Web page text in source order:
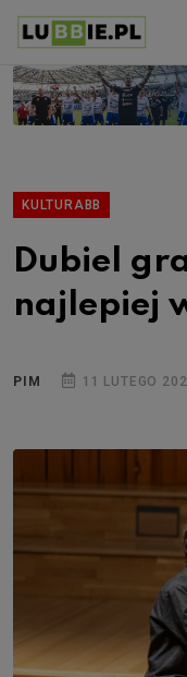
KULTURABB
Dubiel
najlepiej
PIM 11 LUTEGO